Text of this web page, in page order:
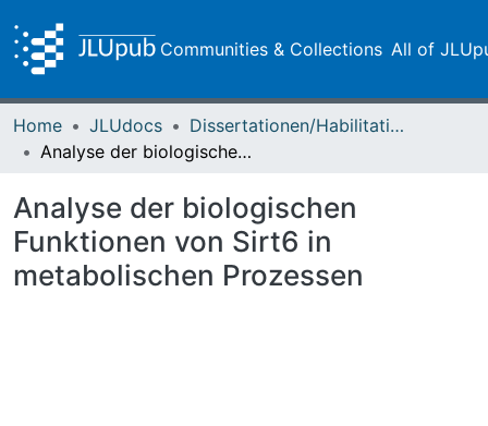
Communities & Collections All of
Home JLUdocs
Dissertationen/Habilitationen
Analyse der biologischen Funktionen von Sirt6 in metabolischen Prozessen
Analyse der biologischen
Funktionen von Sirt6 in
metabolischen Prozessen